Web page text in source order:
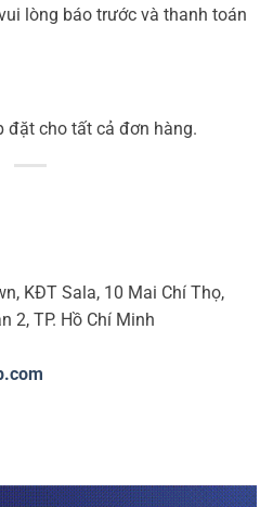
lòng báo trước và thanh toán
đặt cho tất cả đơn hàng.
KĐT Sala, 10 Mai Chí Thọ,
2, TP. Hồ Chí Minh